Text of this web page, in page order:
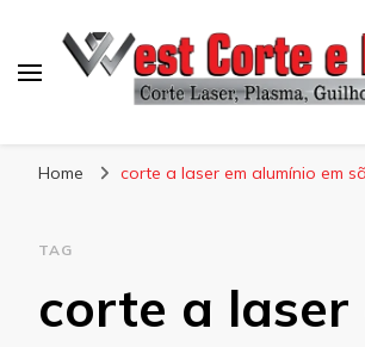
Home corte a laser em alumínio em
TAG
corte a laser